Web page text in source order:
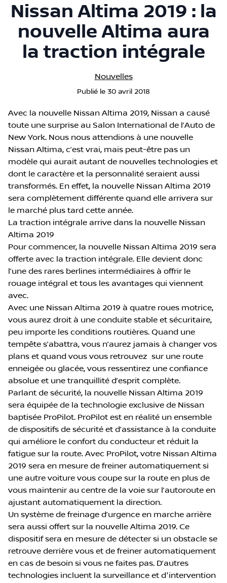
Nissan Altima 2019 : la
nouvelle Altima aura
la traction intégrale
Nouvelles
Publié le 30 avril 2018
Avec la nouvelle Nissan Altima 2019, Nissan a causé
toute une surprise au Salon International de l’Auto de
New York. Nous nous attendions à une nouvelle
Nissan Altima, c’est vrai, mais peut-être pas un
modèle qui aurait autant de nouvelles technologies et
dont le caractère et la personnalité seraient aussi
transformés. En effet, la nouvelle Nissan Altima 2019
sera complètement différente quand elle arrivera sur
le marché plus tard cette année.
La traction intégrale arrive dans la nouvelle Nissan
Altima 2019
Pour commencer, la nouvelle Nissan Altima 2019 sera
offerte avec la traction intégrale. Elle devient donc
l’une des rares berlines intermédiaires à offrir le
rouage intégral et tous les avantages qui viennent
avec.
Avec une Nissan Altima 2019 à quatre roues motrice,
vous aurez droit à une conduite stable et sécuritaire,
peu importe les conditions routières. Quand une
tempête s’abattra, vous n’aurez jamais à changer vos
plans et quand vous vous retrouvez sur une route
enneigée ou glacée, vous ressentirez une confiance
absolue et une tranquillité d’esprit complète.
Parlant de sécurité, la nouvelle Nissan Altima 2019
sera équipée de la technologie exclusive de Nissan
baptisée ProPilot. ProPilot est en réalité un ensemble
de dispositifs de sécurité et d’assistance à la conduite
qui améliore le confort du conducteur et réduit la
fatigue sur la route. Avec ProPilot, votre Nissan Altima
2019 sera en mesure de freiner automatiquement si
une autre voiture vous coupe sur la route en plus de
vous maintenir au centre de la voie sur l’autoroute en
ajustant automatiquement la direction.
Un système de freinage d’urgence en marche arrière
sera aussi offert sur la nouvelle Altima 2019. Ce
dispositif sera en mesure de détecter si un obstacle se
retrouve derrière vous et de freiner automatiquement
en cas de besoin si vous ne faites pas. D’autres
technologies incluent la surveillance et d'intervention